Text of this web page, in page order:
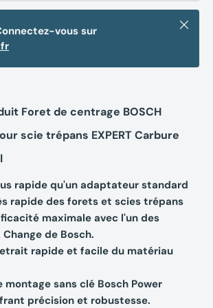
vous sur
Fermer
Foret de centrage BOSCH
scie trépans EXPERT Carbure
rapide qu'un adaptateur standard
rapide des forets et scies trépans
maximale avec l'un des
de Bosch.
rapide et facile du matériau
sans clé Bosch Power
précision et robustesse.